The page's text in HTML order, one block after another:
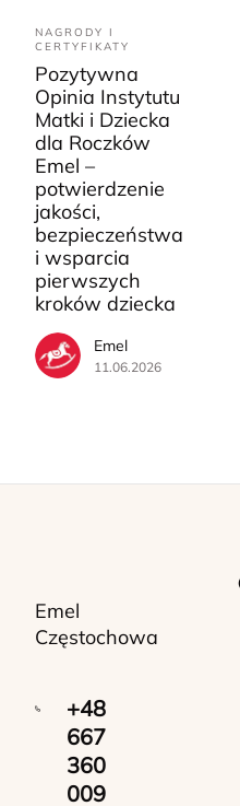
NAGRODY I
CERTYFIKATY
Pozytywna
Opinia Instytutu
Matki i Dziecka
dla Roczków
Emel –
potwierdzenie
jakości,
bezpieczeństwa
i wsparcia
pierwszych
kroków dziecka
Emel
11.06.2026
Emel
Częstochowa
+48
667
360
009